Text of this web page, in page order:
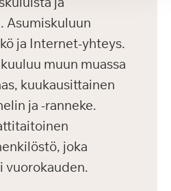
Asumiskuluun
ja Internet-yhteys.
muun muassa
kuukausittainen
ja -ranneke.
joka
vuorokauden.